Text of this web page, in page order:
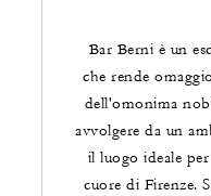
Bar Berni è un
che rende
dell'omonima
avvolgere da un
il luogo ideale
cuore di Firenze.